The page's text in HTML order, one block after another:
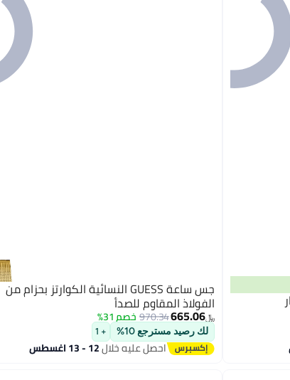
جس ساعة GUESS النسائية الكوارتز بحزام من
الفولاذ المقاوم للصدأ
﷼‏665.06
970.34خصم 31%
لك رصيد مسترجع 10% + 1
احصل عليه خلال12 - 13 اغسطس